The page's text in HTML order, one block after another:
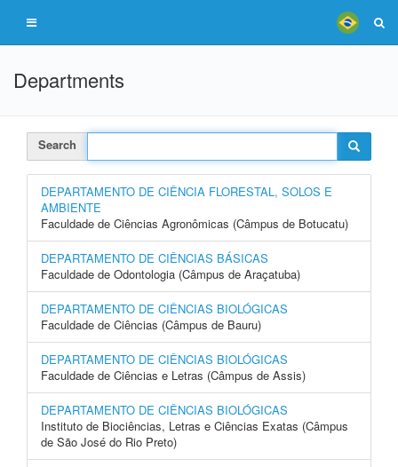
Departments
Search
DEPARTAMENTO DE CIÊNCIA FLORESTAL, SOLOS E
AMBIENTE
Faculdade de Ciências Agronômicas (Câmpus de Botucatu)
DEPARTAMENTO DE CIÊNCIAS BÁSICAS
Faculdade de Odontologia (Câmpus de Araçatuba)
DEPARTAMENTO DE CIÊNCIAS BIOLÓGICAS
Faculdade de Ciências (Câmpus de Bauru)
DEPARTAMENTO DE CIÊNCIAS BIOLÓGICAS
Faculdade de Ciências e Letras (Câmpus de Assis)
DEPARTAMENTO DE CIÊNCIAS BIOLÓGICAS
Instituto de Biociências, Letras e Ciências Exatas (Câmpus
de São José do Rio Preto)